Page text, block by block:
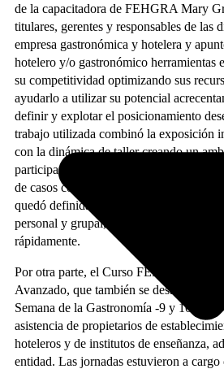
de la capacitadora de FEHGRA Mary
titulares, gerentes y responsables de las
empresa gastronómica y hotelera y
hotelero y/o gastronómico herramientas
su competitividad optimizando sus
ayudarlo a utilizar su potencial
definir y explotar el posicionamiento
trabajo utilizada combinó la exposición
con la dinámica de taller creando un
participación, usando el debate en
de casos con hallazgo de soluciones. Al
quedó definida una estrategia adecuada,
personal y grupal, y acciones a
rápidamente.
Por otra parte, el Curso FEHGRA
Avanzado, que también se desarrolló en
Semana de la Gastronomía -9 y 10 de
asistencia de propietarios de
hoteleros y de institutos de enseñanza,
entidad. Las jornadas estuvieron a